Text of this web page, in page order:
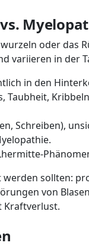
oder das
variieren in der
in den
Schreiben),
sollten:
von
Kraftverlust.